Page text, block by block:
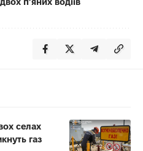
селах
газ